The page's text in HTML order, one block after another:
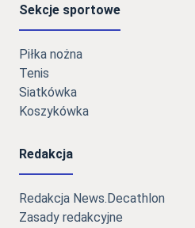
Sekcje sportowe
Piłka nożna
Tenis
Siatkówka
Koszykówka
Redakcja
Redakcja News.Decathlon
Zasady redakcyjne